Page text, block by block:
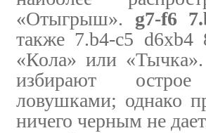
«Отыгрыш». g7-f6
также 7.b4-c5 d6xb4
«Кола» или
избирают
ловушками; однако
ничего черным не